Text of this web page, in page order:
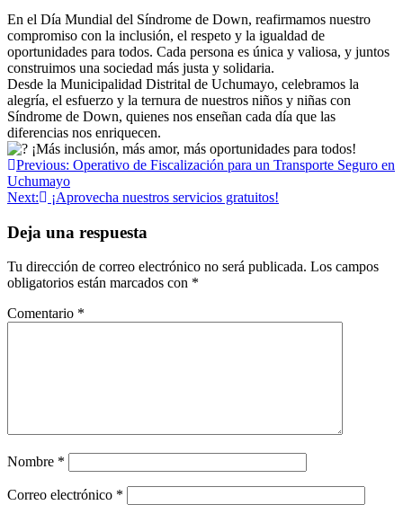
En el Día Mundial del Síndrome de Down, reafirmamos nuestro
compromiso con la inclusión, el respeto y la igualdad de
oportunidades para todos. Cada persona es única y valiosa, y juntos
construimos una sociedad más justa y solidaria.
Desde la Municipalidad Distrital de Uchumayo, celebramos la
alegría, el esfuerzo y la ternura de nuestros niños y niñas con
Síndrome de Down, quienes nos enseñan cada día que las
diferencias nos enriquecen.
¡Más inclusión, más amor, más oportunidades para todos!
Navegación
de
Previous: Operativo de Fiscalización para un Transporte Seguro en
Uchumayo
Next:
¡Aprovecha nuestros servicios gratuitos!
Deja una respuesta
Tu dirección de correo electrónico no será publicada. Los campos
obligatorios están marcados con *
Comentario *
Nombre *
Correo electrónico *